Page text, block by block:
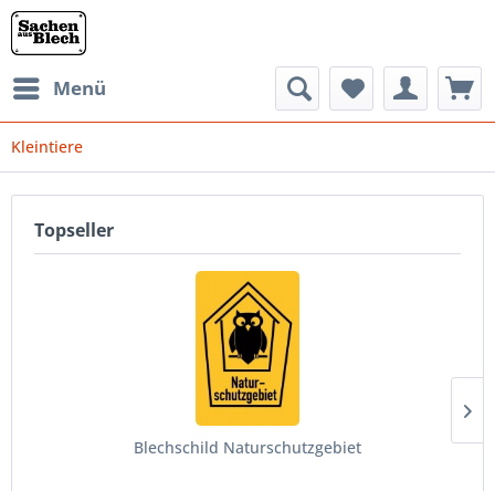
Menü
Kleintiere
Topseller
Blechschild Naturschutzgebiet